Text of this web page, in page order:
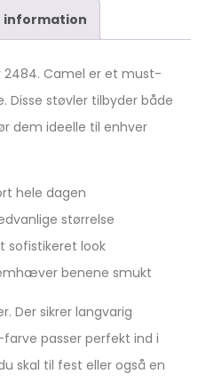
information
2484. Camel er et must-
Disse støvler tilbyder både
dem ideelle til enhver
hele dagen
størrelse
sofistikeret look
benene smukt
Der sikrer langvarig
passer perfekt ind i
skal til fest eller også en